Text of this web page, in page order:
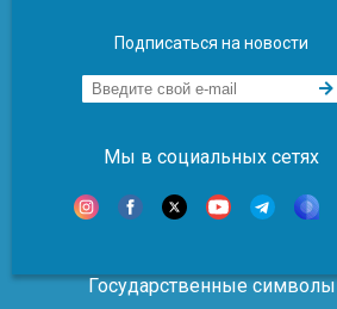
Подписаться на новости
Мы в социальных сетях
Государственные символы